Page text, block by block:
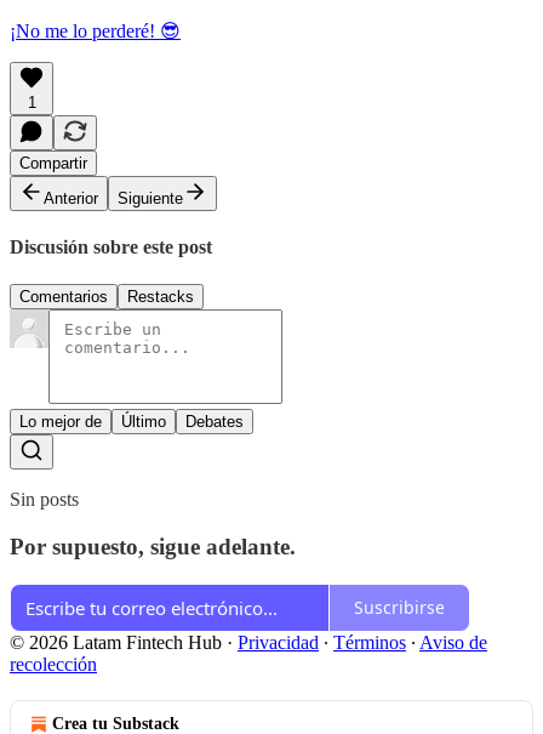
¡No me lo perderé! 😎
1
Compartir
Anterior
Siguiente
Discusión sobre este post
Comentarios Restacks
Lo mejor de Último Debates
Sin posts
Por supuesto, sigue adelante.
Suscribirse
© 2026 Latam Fintech Hub · Privacidad ∙ Términos ∙ Aviso de
recolección
Crea tu Substack